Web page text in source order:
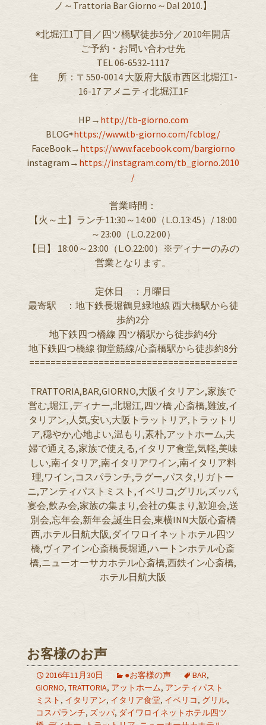
ノ～Trattoria Bar Giorno～Dal 2010.】
◉北堀江1丁目／四ツ橋駅徒歩5分／2010年開店
ご予約・お問い合わせ先
TEL 06-6532-1117
住 所：〒550-0014 大阪府大阪市西区北堀江1-
16-17 アメニティ北堀江1F
HP→ http://tb-giorno.com
BLOG⇨https://www.tb-giorno.com/fcblog/
FaceBook→ https://www.facebook.com/bargiorno
instagram→ https://instagram.com/tb_giorno.2010
/
営業時間：
【火～土】ランチ11:30～14:00（L.O.13:45）/ 18:00
～23:00（L.O.22:00）
【日】 18:00～23:00（L.O.22:00）※ディナーのみの
営業となります。
定休日 ：月曜日
最寄駅 ：地下鉄長堀鶴見緑地線 西大橋駅から徒
歩約2分
地下鉄四つ橋線 四ツ橋駅から徒歩約4分
地下鉄四つ橋線 御堂筋線/心斎橋駅から徒歩約8分
=======================================
TRATTORIA,BAR,GIORNO,大阪イタリアン,家族で
営む,堀江 ,ディナー,北堀江,四ツ橋 ,心斎橋,難波,イ
タリアン,人気,安い,大阪トラットリア,トラットリ
ア,穏やか,心地よい,温もり,素朴,アットホーム,夫
婦で通える,家族で使える,イタリア食堂,気軽,美味
しい,南イタリア,南イタリアワイン,南イタリア料
理,ワイン,コスパランチ,ラグー,パスタ,リガトー
ニ,アンティパストミスト,イベリコ,グリル,ズッパ,
宴会,飲み会,家族の集まり,会社の集まり,歓迎会,送
別会,忘年会,新年会,誕生日会,東横INN大阪心斎橋
西,ホテル日航大阪,ダイワロイネットホテル四ツ
橋,ヴィアイン心斎橋長堀通,ハートンホテル心斎
橋,ニューオーサカホテル心斎橋,西鉄イン心斎橋,
ホテル日航大阪
お客様のお声
2016年11月30日 ●お客様の声 BAR,
GIORNO, TRATTORIA, アットホーム, アンティパスト
ミスト , イタリアン, イタリア食堂, イベリコ, グリル,
コスパランチ, ズッパ, ダイワロイネットホテル四ツ